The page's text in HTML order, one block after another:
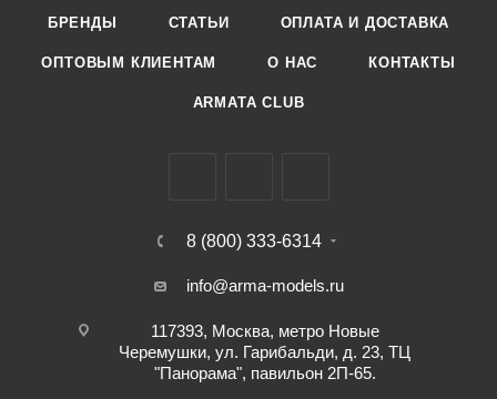
БРЕНДЫ СТАТЬИ ОПЛАТА И ДОСТАВКА
ОПТОВЫМ КЛИЕНТАМ О НАС КОНТАКТЫ
ARMATA CLUB
8 (800) 333-6314
info@arma-models.ru
117393, Москва, метро Новые
Черемушки, ул. Гарибальди, д. 23, ТЦ
"Панорама", павильон 2П-65.